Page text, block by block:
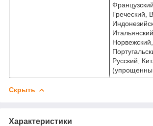
Греческий,
Русский,
Скрыть
Характеристики